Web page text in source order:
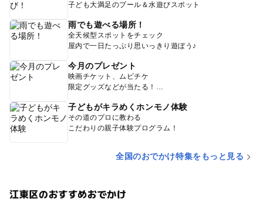
子ども大満足のプール＆水遊びスポット
雨でも遊べる場所！
全天候型スポットをチェック
屋内で一日たっぷり思いっきり遊ぼう♪
今月のプレゼント
映画チケット、ムビチケ
限定グッズなどが当たる！
子どもがキラめくホンモノ体験
その道のプロに教わる
こだわりの親子体験プログラム！
全国のおでかけ特集をもっと見る
江東区のおすすめおでかけ